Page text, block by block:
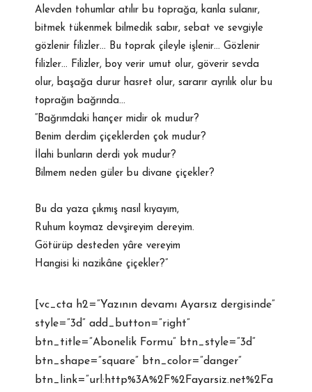
Alevden tohumlar atılır bu toprağa, kanla sulanır,
bitmek tükenmek bilmedik sabır, sebat ve sevgiyle
gözlenir filizler… Bu toprak çileyle işlenir… Gözlenir
filizler… Filizler, boy verir umut olur, göverir sevda
olur, başağa durur hasret olur, sararır ayrılık olur bu
toprağın bağrında…
“Bağrımdaki hançer midir ok mudur?
Benim derdim çiçeklerden çok mudur?
İlahi bunların derdi yok mudur?
Bilmem neden güler bu divane çiçekler?
Bu da yaza çıkmış nasıl kıyayım,
Ruhum koymaz devşireyim dereyim.
Götürüp desteden yâre vereyim
Hangisi ki nazikâne çiçekler?”
[vc_cta h2=”Yazının devamı Ayarsız dergisinde”
style=”3d” add_button=”right”
btn_title=”Abonelik Formu” btn_style=”3d”
btn_shape=”square” btn_color=”danger”
btn_link=”url:http%3A%2F%2Fayarsiz.net%2Fa